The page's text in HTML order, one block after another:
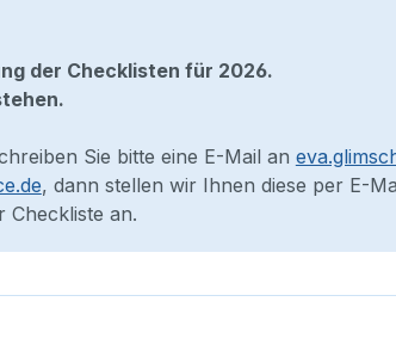
der Checklisten für 2026.
Sie bitte eine E-Mail an
, dann stellen wir Ihnen diese per E-
Checkliste an.